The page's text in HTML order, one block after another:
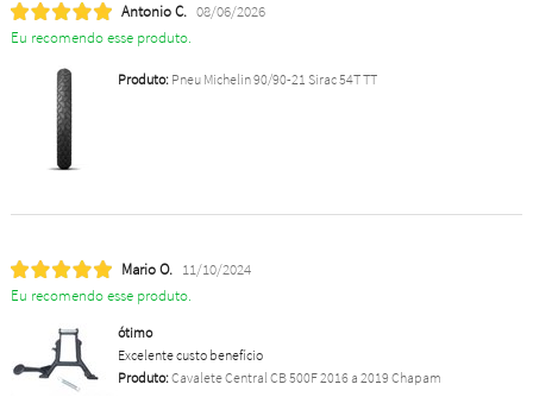
Antonio C. 08/06/2026
Eu recomendo esse produto.
Produto:Pneu Michelin 90/90-21 Sirac 54T TT
Mario O. 11/10/2024
Eu recomendo esse produto.
ótimo
Excelente custo benefício
Produto:Cavalete Central CB 500F 2016 a 2019 Chapam